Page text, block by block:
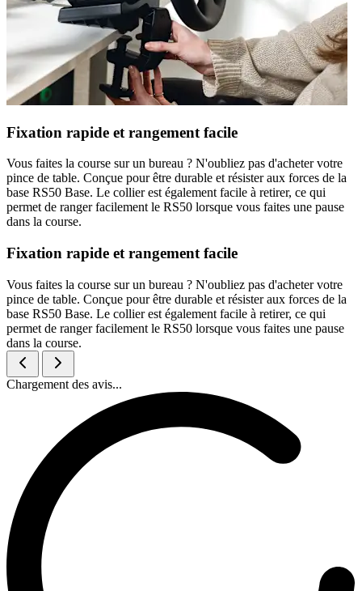
Fixation rapide et rangement facile
Vous faites la course sur un bureau ? N'oubliez pas d'acheter votre
pince de table. Conçue pour être durable et résister aux forces de la
base RS50 Base. Le collier est également facile à retirer, ce qui
permet de ranger facilement le RS50 lorsque vous faites une pause
dans la course.
Fixation rapide et rangement facile
Vous faites la course sur un bureau ? N'oubliez pas d'acheter votre
pince de table. Conçue pour être durable et résister aux forces de la
base RS50 Base. Le collier est également facile à retirer, ce qui
permet de ranger facilement le RS50 lorsque vous faites une pause
dans la course.
Chargement des avis...